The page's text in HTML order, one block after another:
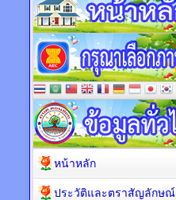
หน้าหลัก
ประวัติและตราสัญลักษณ์